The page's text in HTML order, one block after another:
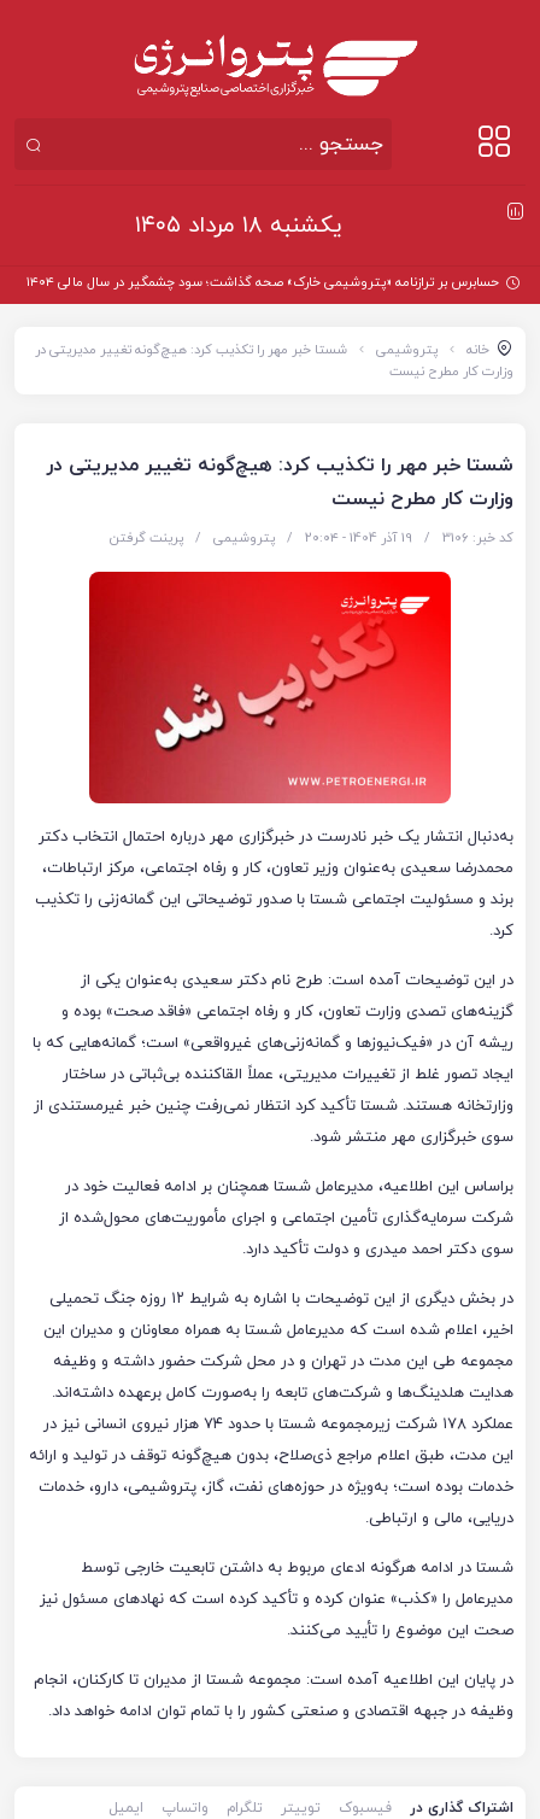
یکشنبه ۱۸ مرداد ۱۴۰۵
خانه پتروشیمی
شستا خبر مهر را تکذیب کرد: هیچ‌گونه تغییر مدیریتی در
وزارت کار مطرح نیست
شستا خبر مهر را تکذیب کرد: هیچ‌گونه تغییر مدیریتی در
وزارت کار مطرح نیست
کد خبر: 3106 / 19 آذر 1404 - ۲۰:۰۴ / پتروشیمی / پرینت گرفتن
به‌دنبال انتشار یک خبر نادرست در خبرگزاری مهر درباره احتمال انتخاب دکتر
محمدرضا سعیدی به‌عنوان وزیر تعاون، کار و رفاه اجتماعی، مرکز ارتباطات،
برند و مسئولیت اجتماعی شستا با صدور توضیحاتی این گمانه‌زنی را تکذیب
کرد.
در این توضیحات آمده است: طرح نام دکتر سعیدی به‌عنوان یکی از
گزینه‌های تصدی وزارت تعاون، کار و رفاه اجتماعی «فاقد صحت» بوده و
ریشه آن در «فیک‌نیوزها و گمانه‌زنی‌های غیرواقعی» است؛ گمانه‌هایی که با
ایجاد تصور غلط از تغییرات مدیریتی، عملاً القاکننده بی‌ثباتی در ساختار
وزارتخانه هستند. شستا تأکید کرد انتظار نمی‌رفت چنین خبر غیرمستندی از
سوی خبرگزاری مهر منتشر شود.
براساس این اطلاعیه، مدیرعامل شستا همچنان بر ادامه فعالیت خود در
شرکت سرمایه‌گذاری تأمین اجتماعی و اجرای مأموریت‌های محول‌شده از
سوی دکتر احمد میدری و دولت تأکید دارد.
در بخش دیگری از این توضیحات با اشاره به شرایط ۱۲ روزه جنگ تحمیلی
اخیر، اعلام شده است که مدیرعامل شستا به همراه معاونان و مدیران این
مجموعه طی این مدت در تهران و در محل شرکت حضور داشته و وظیفه
هدایت هلدینگ‌ها و شرکت‌های تابعه را به‌صورت کامل برعهده داشته‌اند.
عملکرد ۱۷۸ شرکت زیرمجموعه شستا با حدود ۷۴ هزار نیروی انسانی نیز در
این مدت، طبق اعلام مراجع ذی‌صلاح، بدون هیچ‌گونه توقف در تولید و ارائه
خدمات بوده است؛ به‌ویژه در حوزه‌های نفت، گاز، پتروشیمی، دارو، خدمات
دریایی، مالی و ارتباطی.
شستا در ادامه هرگونه ادعای مربوط به داشتن تابعیت خارجی توسط
مدیرعامل را «کذب» عنوان کرده و تأکید کرده است که نهادهای مسئول نیز
صحت این موضوع را تأیید می‌کنند.
در پایان این اطلاعیه آمده است: مجموعه شستا از مدیران تا کارکنان، انجام
وظیفه در جبهه اقتصادی و صنعتی کشور را با تمام توان ادامه خواهد داد.
اشتراک گذاری در فیسبوک توییتر تلگرام واتساپ
ایمیل